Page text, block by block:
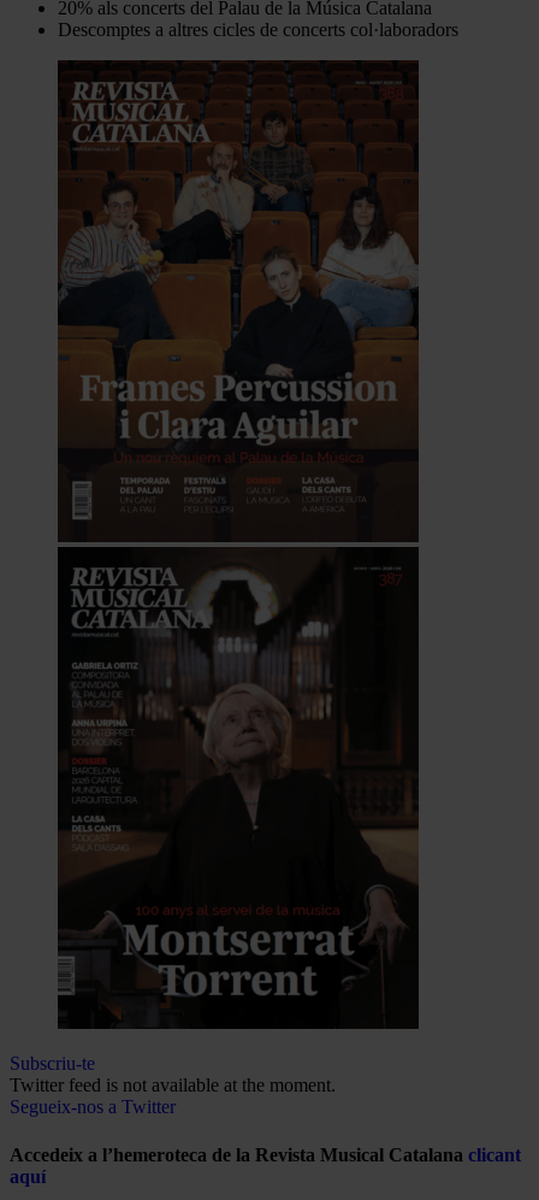
20% als concerts del Palau de la Música Catalana
Descomptes a altres cicles de concerts col·laboradors
Subscriu-te
Twitter feed is not available at the moment.
Segueix-nos a Twitter
Accedeix a l’hemeroteca de la Revista Musical Catalana clicant
aquí